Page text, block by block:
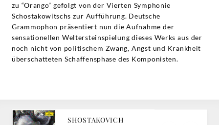
zu “Orango” gefolgt von der Vierten Symphonie
Schostakowitschs zur Aufführung. Deutsche
Grammophon präsentiert nun die Aufnahme der
sensationellen Weltersteinspielung dieses Werks aus der
noch nicht von politischem Zwang, Angst und Krankheit
überschatteten Schaffensphase des Komponisten.
SHOSTAKOVICH